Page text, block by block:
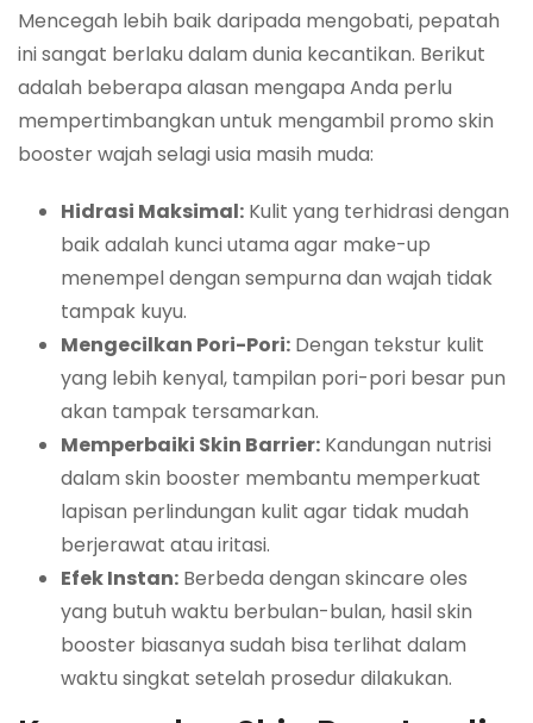
Mencegah lebih baik daripada mengobati, pepatah
ini sangat berlaku dalam dunia kecantikan. Berikut
adalah beberapa alasan mengapa Anda perlu
mempertimbangkan untuk mengambil promo skin
booster wajah selagi usia masih muda:
Hidrasi Maksimal: Kulit yang terhidrasi dengan
baik adalah kunci utama agar make-up
menempel dengan sempurna dan wajah tidak
tampak kuyu.
Mengecilkan Pori-Pori: Dengan tekstur kulit
yang lebih kenyal, tampilan pori-pori besar pun
akan tampak tersamarkan.
Memperbaiki Skin Barrier: Kandungan nutrisi
dalam skin booster membantu memperkuat
lapisan perlindungan kulit agar tidak mudah
berjerawat atau iritasi.
Efek Instan: Berbeda dengan skincare oles
yang butuh waktu berbulan-bulan, hasil skin
booster biasanya sudah bisa terlihat dalam
waktu singkat setelah prosedur dilakukan.